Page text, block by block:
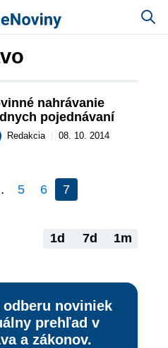
nahrávanie
pojednávaní
Redakcia 08. 10. 2014
5 6 7
1d 7d 1m
noviniek
prehľad v
a zákonov.